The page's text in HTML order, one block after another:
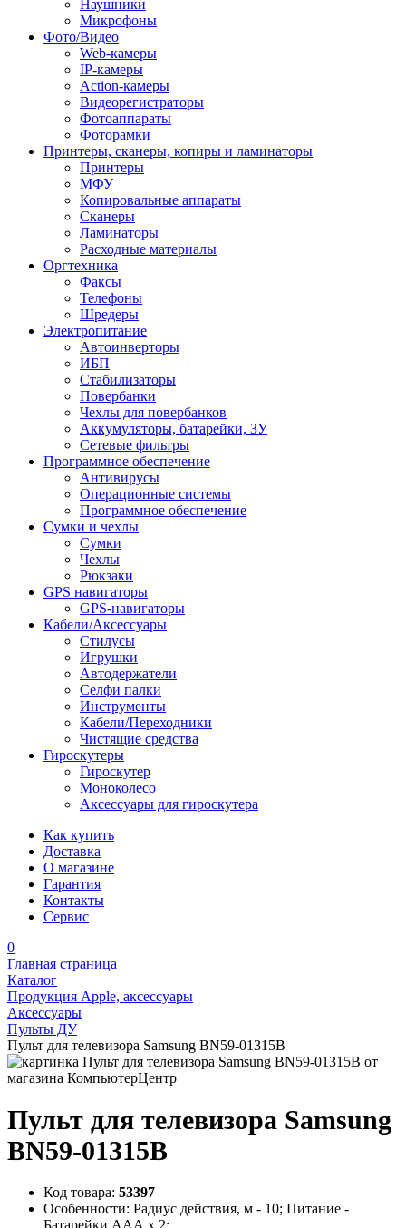
Наушники
Микрофоны
Фото/Видео
Web-камеры
IP-камеры
Action-камеры
Видеорегистраторы
Фотоаппараты
Фоторамки
Принтеры, сканеры, копиры и ламинаторы
Принтеры
МФУ
Копировальные аппараты
Сканеры
Ламинаторы
Расходные материалы
Оргтехника
Факсы
Телефоны
Шредеры
Электропитание
Автоинверторы
ИБП
Стабилизаторы
Повербанки
Чехлы для повербанков
Аккумуляторы, батарейки, ЗУ
Сетевые фильтры
Программное обеспечение
Антивирусы
Операционные системы
Программное обеспечение
Сумки и чехлы
Сумки
Чехлы
Рюкзаки
GPS навигаторы
GPS-навигаторы
Кабели/Аксессуары
Стилусы
Игрушки
Автодержатели
Селфи палки
Инструменты
Кабели/Переходники
Чистящие средства
Гироскутеры
Гироскутер
Моноколесо
Аксессуары для гироскутера
Как купить
Доставка
О магазине
Гарантия
Контакты
Сервис
0
Главная страница
Каталог
Продукция Apple, аксессуары
Аксессуары
Пульты ДУ
Пульт для телевизора Samsung BN59-01315B
Пульт для телевизора Samsung
BN59-01315B
Код товара: 53397
Особенности: Радиус действия, м - 10; Питание -